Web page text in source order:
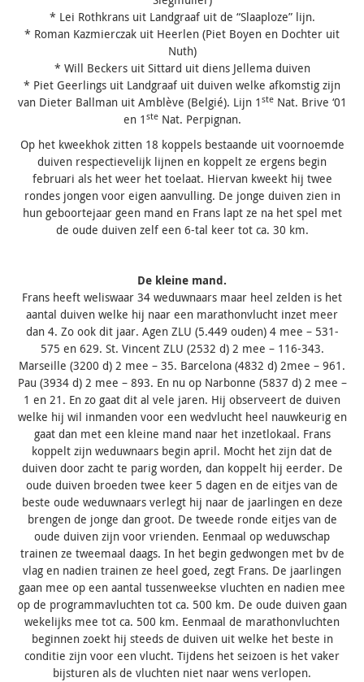
* Lei Rothkrans uit Landgraaf uit de “Slaaploze” lijn.
* Roman Kazmierczak uit Heerlen (Piet Boyen en Dochter uit
Nuth)
* Will Beckers uit Sittard uit diens Jellema duiven
* Piet Geerlings uit Landgraaf uit duiven welke afkomstig zijn
van Dieter Ballman uit Amblève (Belgié). Lijn 1 steNat. Brive ‘01
en 1 steNat. Perpignan.
Op het kweekhok zitten 18 koppels bestaande uit voornoemde
duiven respectievelijk lijnen en koppelt ze ergens begin
februari als het weer het toelaat. Hiervan kweekt hij twee
rondes jongen voor eigen aanvulling. De jonge duiven zien in
hun geboortejaar geen mand en Frans lapt ze na het spel met
de oude duiven zelf een 6-tal keer tot ca. 30 km.
De kleine mand.
Frans heeft weliswaar 34 weduwnaars maar heel zelden is het
aantal duiven welke hij naar een marathonvlucht inzet meer
dan 4. Zo ook dit jaar. Agen ZLU (5.449 ouden) 4 mee – 531-
575 en 629. St. Vincent ZLU (2532 d) 2 mee – 116-343.
Marseille (3200 d) 2 mee – 35. Barcelona (4832 d) 2mee – 961.
Pau (3934 d) 2 mee – 893. En nu op Narbonne (5837 d) 2 mee –
1 en 21. En zo gaat dit al vele jaren. Hij observeert de duiven
welke hij wil inmanden voor een wedvlucht heel nauwkeurig en
gaat dan met een kleine mand naar het inzetlokaal. Frans
koppelt zijn weduwnaars begin april. Mocht het zijn dat de
duiven door zacht te parig worden, dan koppelt hij eerder. De
oude duiven broeden twee keer 5 dagen en de eitjes van de
beste oude weduwnaars verlegt hij naar de jaarlingen en deze
brengen de jonge dan groot. De tweede ronde eitjes van de
oude duiven zijn voor vrienden. Eenmaal op weduwschap
trainen ze tweemaal daags. In het begin gedwongen met bv de
vlag en nadien trainen ze heel goed, zegt Frans. De jaarlingen
gaan mee op een aantal tussenweekse vluchten en nadien mee
op de programmavluchten tot ca. 500 km. De oude duiven gaan
wekelijks mee tot ca. 500 km. Eenmaal de marathonvluchten
beginnen zoekt hij steeds de duiven uit welke het beste in
conditie zijn voor een vlucht. Tijdens het seizoen is het vaker
bijsturen als de vluchten niet naar wens verlopen.